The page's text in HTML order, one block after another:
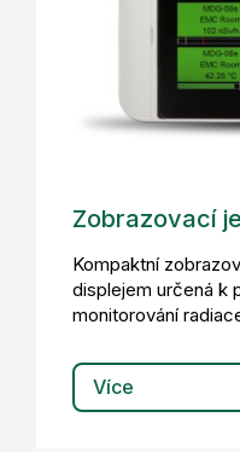
Zobrazovací
Kompaktní
displejem určená k
monitorování
Více